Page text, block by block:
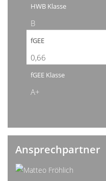
HWB Klasse
B
fGEE
0,66
fGEE Klasse
A+
Ansprechpartner